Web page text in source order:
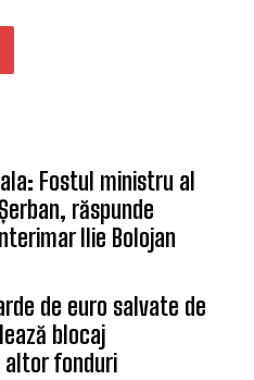
Fostul ministru al
răspunde
Ilie Bolojan
de euro salvate de
blocaj
altor fonduri